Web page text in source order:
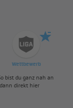
Wettbewerb
bist du ganz nah an
direkt hier